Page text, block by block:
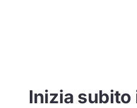
Inizia subito